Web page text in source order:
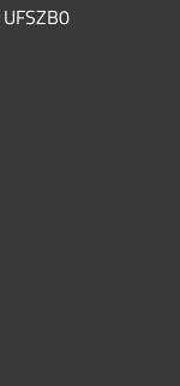
UFSZB0